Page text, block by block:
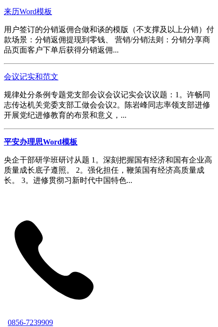
来历Word模板
用户签订的分销返佣合做和谈的模版（不支撑及以上分销）付
款场景：分销返佣提现到零钱、 营销/分销法则：分销分享商
品页面客户下单后获得分销返佣...
会议记实和范文
规律处分条例专题党支部会议会议记实会议议题：1。许畅同
志传达机关党委支部工做会会议2。陈岩峰同志率领支部进修
开展党纪进修教育的布景和意义，...
平安办理思Word模板
央企干部研学班研讨从题 1。深刻把握国有经济和国有企业高
质量成长底子遵照。 2。强化担任，鞭策国有经济高质量成
长。 3。进修贯彻习新时代中国特色...
0856-7239909